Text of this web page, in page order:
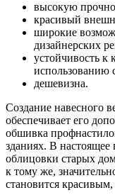
высокую
красивый
широкие
дизайнерских
устойчивость к
использованию
дешевизна.
Создание навесного
обеспечивает его
обшивка
зданиях. В настоящее
облицовки старых
к тому же,
становится